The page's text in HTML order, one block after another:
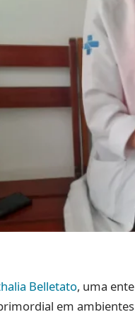
Belletato, uma
em